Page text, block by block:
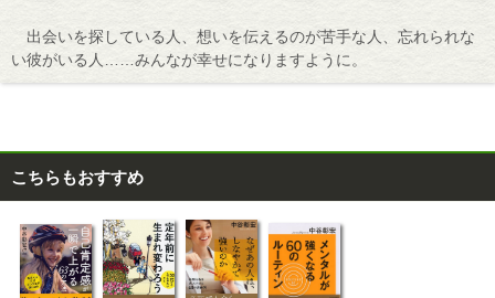
出会いを探している人、想いを伝えるのが苦手な人、忘れられな
い彼がいる人……みんなが幸せになりますように。
こちらもおすすめ